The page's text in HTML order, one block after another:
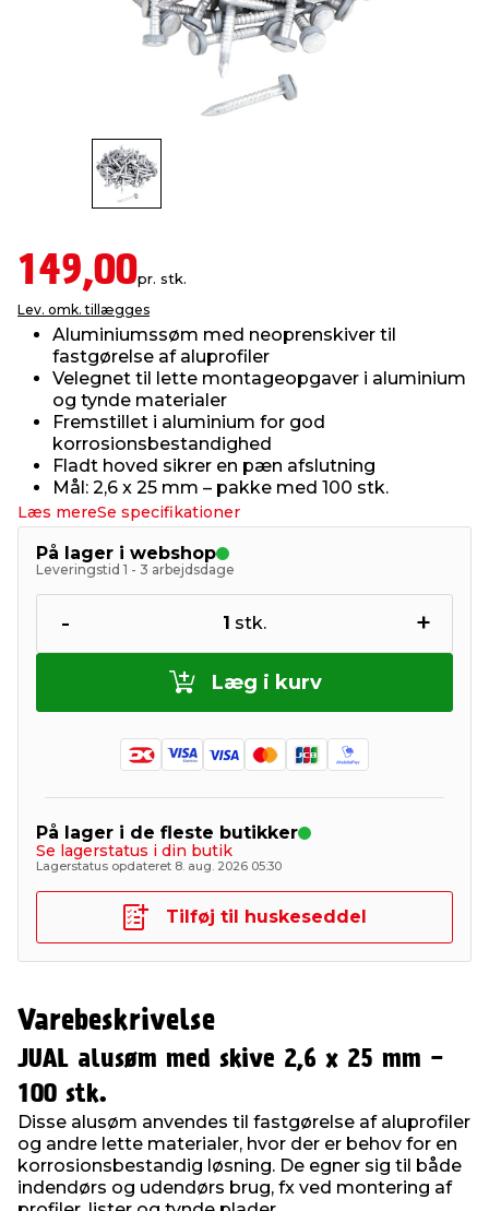
& ukrudt
& standere
& syltning
149,00pr. stk.
Lev. omk. tillægges
Aluminiumssøm med neoprenskiver til
fastgørelse af aluprofiler
Velegnet til lette montageopgaver i aluminium
og tynde materialer
Fremstillet i aluminium for god
korrosionsbestandighed
Fladt hoved sikrer en pæn afslutning
Mål: 2,6 x 25 mm – pakke med 100 stk.
Læs mereSe specifikationer
På lager i webshop
Leveringstid 1 - 3 arbejdsdage
- 1 stk. +
Læg i kurv
På lager i de fleste butikker
Se lagerstatus i din butik
Lagerstatus opdateret 8. aug. 2026 05:30
Tilføj til huskeseddel
Varebeskrivelse
JUAL alusøm med skive 2,6 x 25 mm -
100 stk.
Disse alusøm anvendes til fastgørelse af aluprofiler
og andre lette materialer, hvor der er behov for en
korrosionsbestandig løsning. De egner sig til både
indendørs og udendørs brug, fx ved montering af